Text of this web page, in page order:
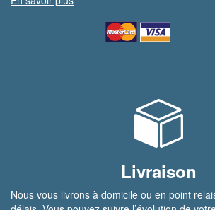
Livraison
Nous vous livrons à domicile ou en point